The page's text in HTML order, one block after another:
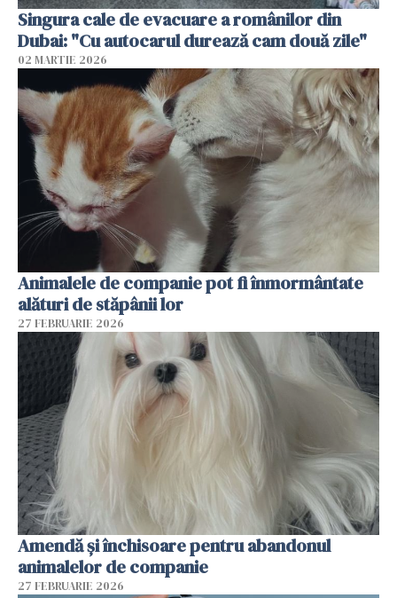
Singura cale de evacuare a românilor din
Dubai: "Cu autocarul durează cam două zile"
02 MARTIE 2026
Animalele de companie pot fi înmormântate
alături de stăpânii lor
27 FEBRUARIE 2026
Amendă și închisoare pentru abandonul
animalelor de companie
27 FEBRUARIE 2026